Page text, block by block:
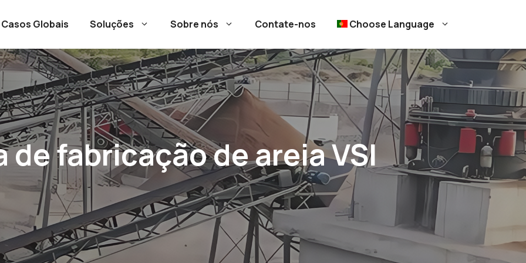
Casos Globais Soluções Sobre nós Contate-nos Choose Language
de fabricação de areia VSI